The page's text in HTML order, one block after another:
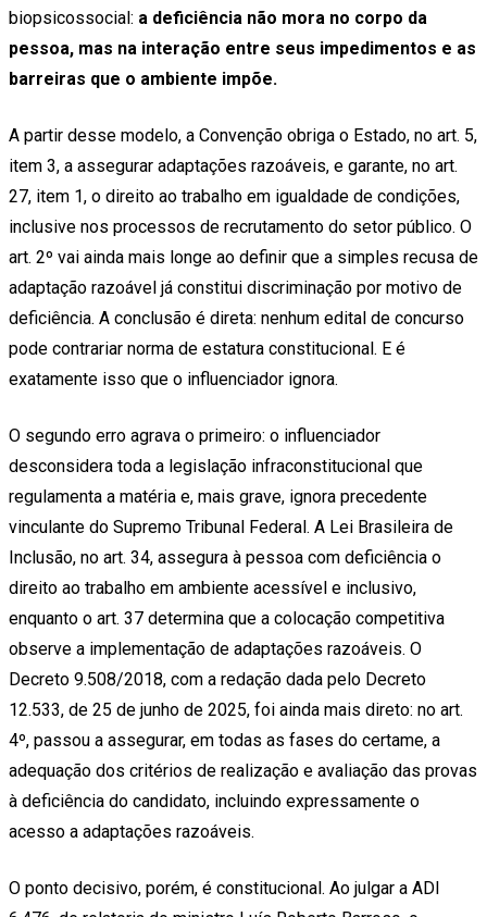
biopsicossocial: a deficiência não mora no corpo da
pessoa, mas na interação entre seus impedimentos e as
barreiras que o ambiente impõe.
A partir desse modelo, a Convenção obriga o Estado, no art. 5,
item 3, a assegurar adaptações razoáveis, e garante, no art.
27, item 1, o direito ao trabalho em igualdade de condições,
inclusive nos processos de recrutamento do setor público. O
art. 2º vai ainda mais longe ao definir que a simples recusa de
adaptação razoável já constitui discriminação por motivo de
deficiência. A conclusão é direta: nenhum edital de concurso
pode contrariar norma de estatura constitucional. E é
exatamente isso que o influenciador ignora.
O segundo erro agrava o primeiro: o influenciador
desconsidera toda a legislação infraconstitucional que
regulamenta a matéria e, mais grave, ignora precedente
vinculante do Supremo Tribunal Federal. A Lei Brasileira de
Inclusão, no art. 34, assegura à pessoa com deficiência o
direito ao trabalho em ambiente acessível e inclusivo,
enquanto o art. 37 determina que a colocação competitiva
observe a implementação de adaptações razoáveis. O
Decreto 9.508/2018, com a redação dada pelo Decreto
12.533, de 25 de junho de 2025, foi ainda mais direto: no art.
4º, passou a assegurar, em todas as fases do certame, a
adequação dos critérios de realização e avaliação das provas
à deficiência do candidato, incluindo expressamente o
acesso a adaptações razoáveis.
O ponto decisivo, porém, é constitucional. Ao julgar a ADI